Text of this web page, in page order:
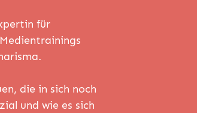
für
die in sich noch
und wie es sich